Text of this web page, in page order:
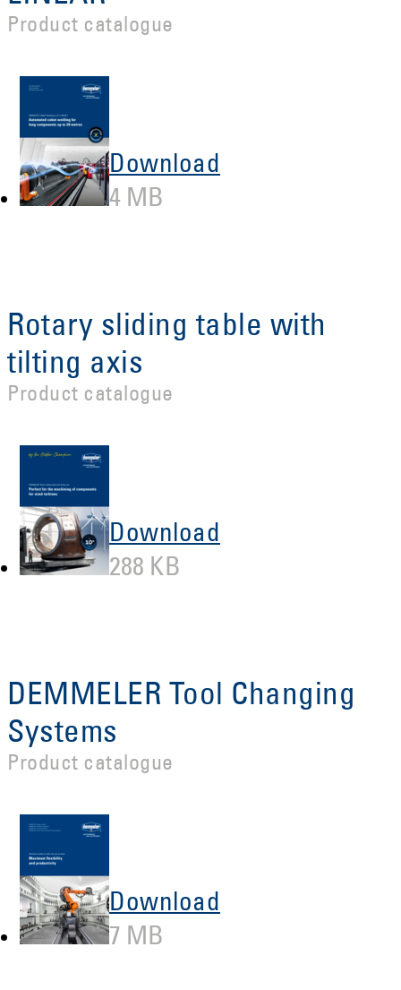
Product catalogue
Download
4 MB
Rotary sliding table with
tilting axis
Product catalogue
Download
288 KB
DEMMELER Tool Changing
Systems
Product catalogue
Download
7 MB